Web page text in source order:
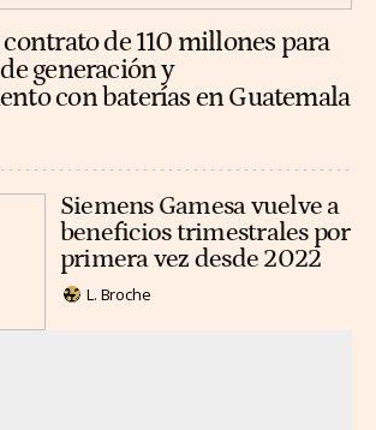
de 110 millones para
generación y
con baterías en Guatemala
Siemens Gamesa vuelve a
beneficios trimestrales por
primera vez desde 2022
L. Broche